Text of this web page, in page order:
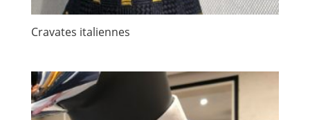
Cravates italiennes